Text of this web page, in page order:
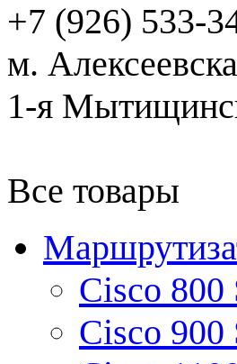
+7 (926) 533-
м.
1-я
Все товары
Cisco 800
Cisco 900